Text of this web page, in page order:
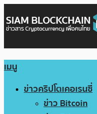
เมนู
ข่าวคริปโตเคอเรนซี่
ข่าว Bitcoin